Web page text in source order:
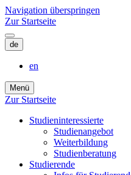
Navigation überspringen
Zur Startseite
de
en
Menü
Zur Startseite
Studieninteressierte
Studienangebot
Weiterbildung
Studien­beratung
Studierende